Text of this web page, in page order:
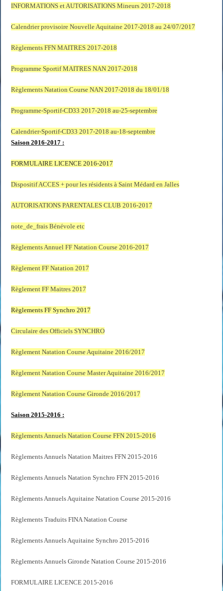
INFORMATIONS et AUTORISATIONS Mineurs 2017-2018
Calendrier provisoire Nouvelle Aquitaine 2017-2018 au 24/07/2017
Règlements FFN MAITRES 2017-2018
Programme Sportif MAITRES NAN 2017-2018
Règlements Natation Course NAN 2017-2018 du 18/01/18
Programme-Sportif-CD33 2017-2018 au-25-septembre
Calendrier-Sportif-CD33 2017-2018 au-18-septembre
Saison 2016-2017 :
FORMULAIRE LICENCE 2016-2017
Dispositif ACCES + pour les résidents à Saint Médard en Jalles
AUTORISATIONS PARENTALES CLUB 2016-2017
note_de_frais Bénévole etc
Règlements Annuel FF Natation Course 2016-2017
Règlement FF Natation 2017
Règlement FF Maitres 2017
Règlements FF Synchro 2017
Circulaire des Officiels SYNCHRO
Règlement Natation Course Aquitaine 2016/2017
Règlement Natation Course Master Aquitaine 2016/2017
Règlement Natation Course Gironde 2016/2017
Saison 2015-2016 :
Règlements Annuels Natation Course FFN 2015-2016
Règlements Annuels Natation Maitres FFN 2015-2016
Règlements Annuels Natation Synchro FFN 2015-2016
Règlements Annuels Aquitaine Natation Course 2015-2016
Règlements Traduits FINA Natation Course
Règlements Annuels Aquitaine Synchro 2015-2016
Règlements Annuels Gironde Natation Course 2015-2016
FORMULAIRE LICENCE 2015-2016